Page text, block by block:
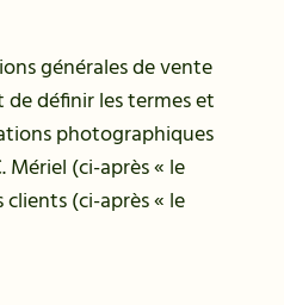
générales de vente
définir les termes et
photographiques
Mériel (ci-après « le
(ci-après « le